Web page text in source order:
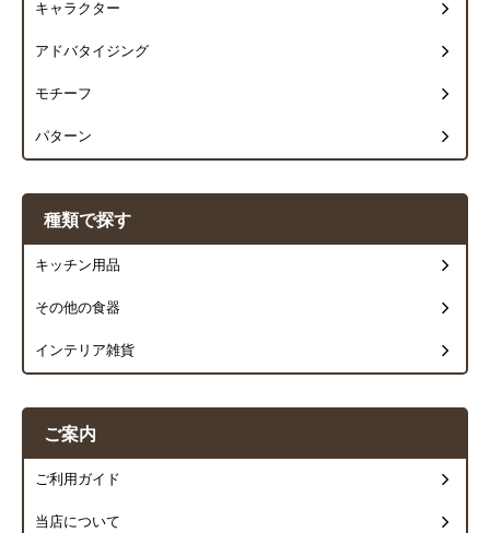
キャラクター
アドバタイジング
モチーフ
パターン
種類で探す
キッチン用品
その他の食器
インテリア雑貨
ご案内
ご利用ガイド
当店について